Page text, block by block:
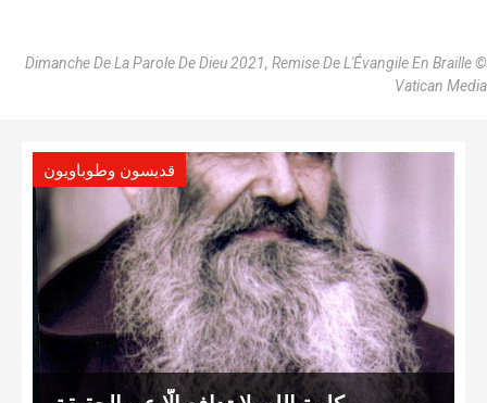
Dimanche De La Parole De Dieu 2021, Remise De L'Évangile En Braille ©
Vatican Media
قديسون وطوباويون